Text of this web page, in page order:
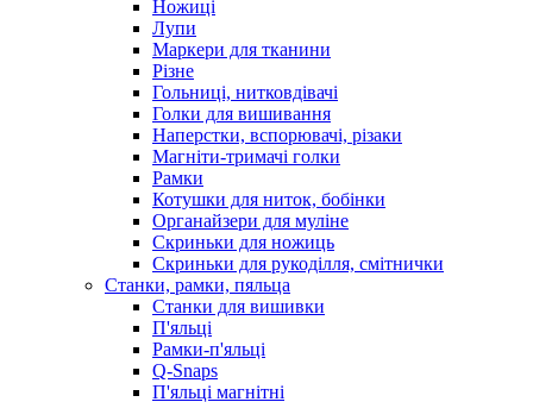
Ножиці
Лупи
Маркери для тканини
Різне
Гольниці, нитковдівачі
Голки для вишивання
Наперстки, вспорювачі, різаки
Магніти-тримачі голки
Рамки
Котушки для ниток, бобінки
Органайзери для муліне
Скриньки для ножиць
Скриньки для рукоділля, смітнички
Станки, рамки, пяльца
Станки для вишивки
П'яльці
Рамки-п'яльці
Q-Snaps
П'яльці магнітні